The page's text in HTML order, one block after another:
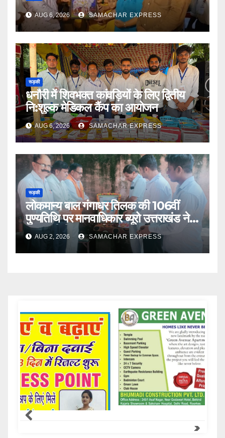
AUG 6, 2026 SAMACHAR EXPRESS
रूड़की
धनौरी में शिवभक्त कांवड़ियों के लिए द्वितीय
नि:शुल्क मेडिकल कैंप का आयोजन
AUG 6, 2026 SAMACHAR EXPRESS
रूड़की
लोकमान्य बाल गंगाधर तिलक की 106वीं
पुण्यतिथि पर मानवाधिकार ब्यूरो उत्तराखंड ने
दी भावभीनी श्रद्धांजलि
AUG 2, 2026 SAMACHAR EXPRESS
Samachar Express